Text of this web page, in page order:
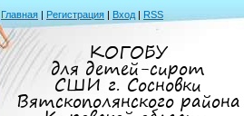
Главная | Регистрация | Вход | RSS
КОГОБУ
для детей-сирот
СШИ г. Сосновки
Вятскополянского района